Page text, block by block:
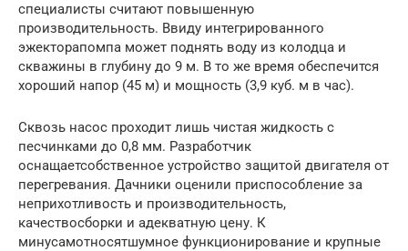
специалисты считают повышенную
производительность. Ввиду интегрированного
эжекторапомпа может поднять воду из колодца и
скважины в глубину до 9 м. В то же время обеспечится
хороший напор (45 м) и мощность (3,9 куб. м в час).
Сквозь насос проходит лишь чистая жидкость с
песчинками до 0,8 мм. Разработчик
оснащаетсобственное устройство защитой двигателя от
перегревания. Дачники оценили приспособление за
неприхотливость и производительность,
качествосборки и адекватную цену. К
минусамотносятшумное функционирование и крупные